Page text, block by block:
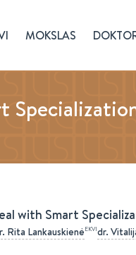
MOKSLAS
with Smart
Rita LankauskienėEKVIdr.